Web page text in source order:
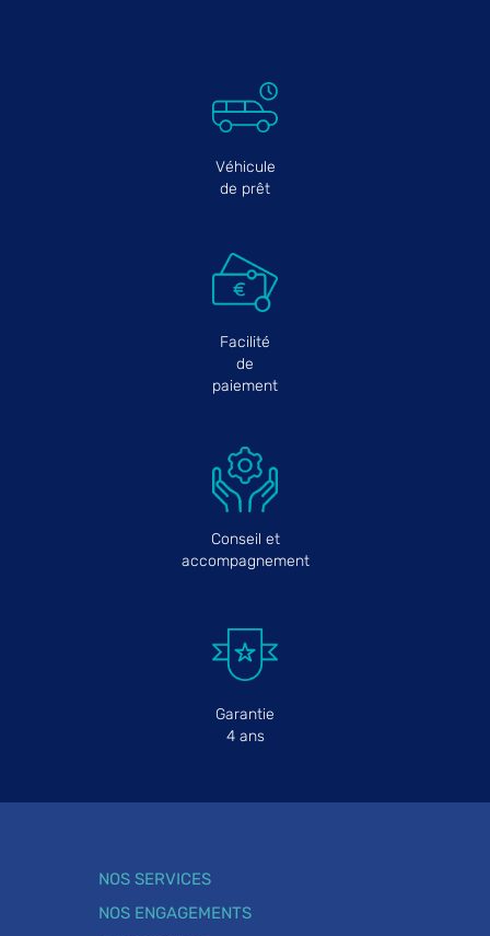
Véhicule
de prêt
Facilité
de
paiement
Conseil et
accompagnement
Garantie
4 ans
NOS SERVICES
NOS ENGAGEMENTS